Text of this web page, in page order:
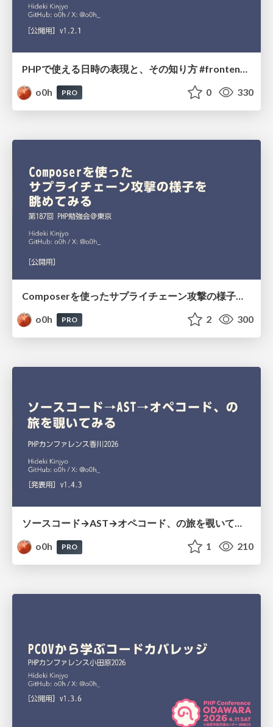
o0h
PRO 0 330
Composerを使ったサプライチェーン攻撃の様子を眺めてみる #phpstudy
o0h
PRO 2 300
ソースコード→AST→オペコード、の旅を覗いてみる
o0h
PRO 1 210